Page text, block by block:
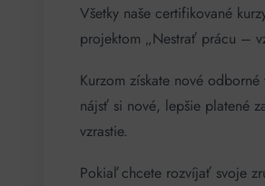
Všetky naše certifikované
projektom „Nestrať prácu –
Kurzom získate nové
nájsť si nové, lepšie platené
vzrastie.
Pokiaľ chcete rozvíjať svoje